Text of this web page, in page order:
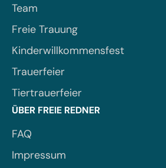
Team
Freie Trauung
Kinderwillkommensfest
Trauerfeier
Tiertrauerfeier
ÜBER FREIE REDNER
FAQ
Impressum